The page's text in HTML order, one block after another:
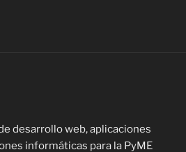
desarrollo web, aplicaciones
informáticas para la PyME